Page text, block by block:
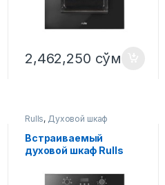
2,462,250 сўм
Rulls, Духовой шкаф
Встраиваемый
духовой шкаф Rulls